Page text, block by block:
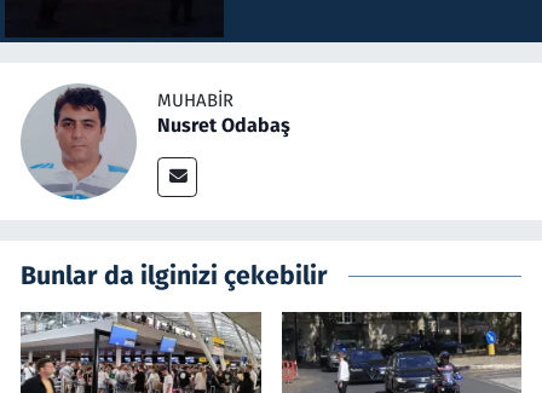
MUHABIR
Nusret Odabaş
Bunlar da ilginizi çekebilir